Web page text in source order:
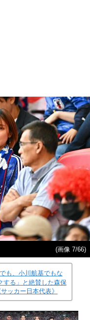
(画像 7/66)
も、小川航基でもな
る」と絶賛した森保
ッカー日本代表》